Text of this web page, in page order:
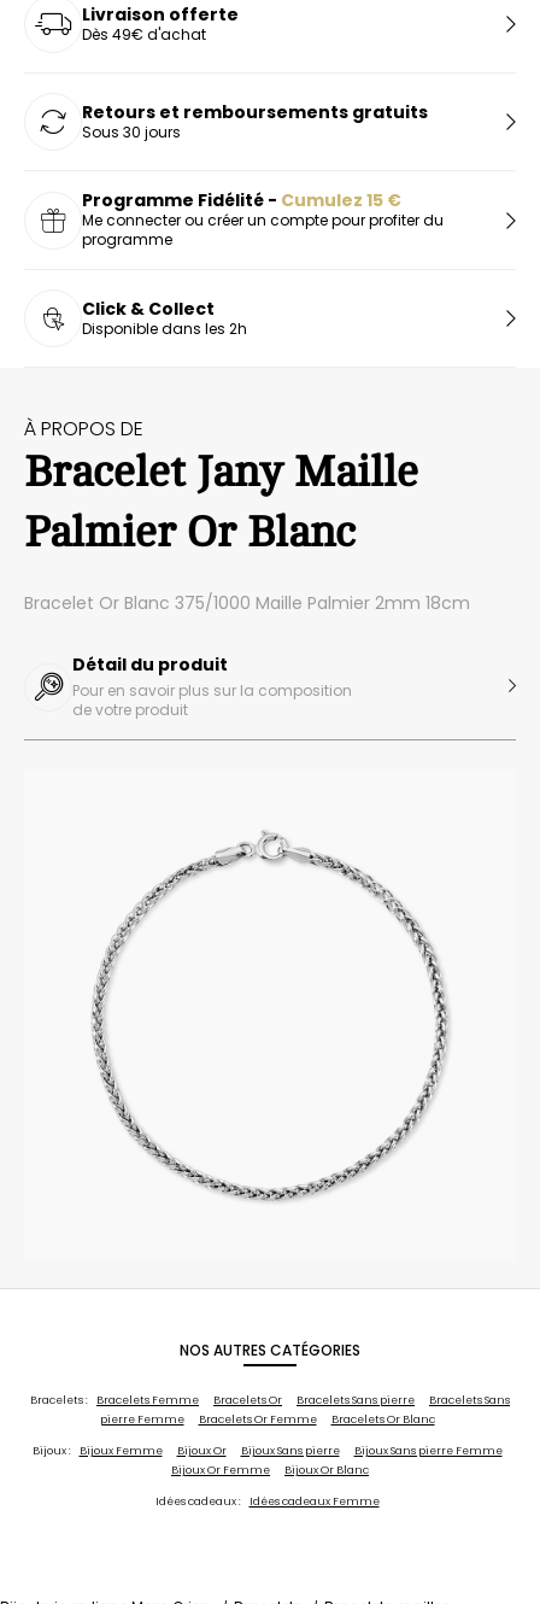
Livraison offerte
Dès 49€ d'achat
Retours et remboursements gratuits
Sous 30 jours
Programme Fidélité - Cumulez 15 €
Me connecter ou créer un compte pour profiter du
programme
Click & Collect
Disponible dans les 2h
À PROPOS DE
Bracelet Jany Maille
Palmier Or Blanc
Bracelet Or Blanc 375/1000 Maille Palmier 2mm 18cm
Détail du produit
Pour en savoir plus sur la composition
de votre produit
NOS AUTRES CATÉGORIES
Bracelets : Bracelets Femme Bracelets Or Bracelets Sans pierre
Bracelets Sans
pierre Femme
Bracelets Or Femme Bracelets Or Blanc
Bijoux : Bijoux Femme Bijoux Or Bijoux Sans pierre
Bijoux Sans pierre Femme
Bijoux Or Femme
Bijoux Or Blanc
Idées cadeaux : Idées cadeaux Femme